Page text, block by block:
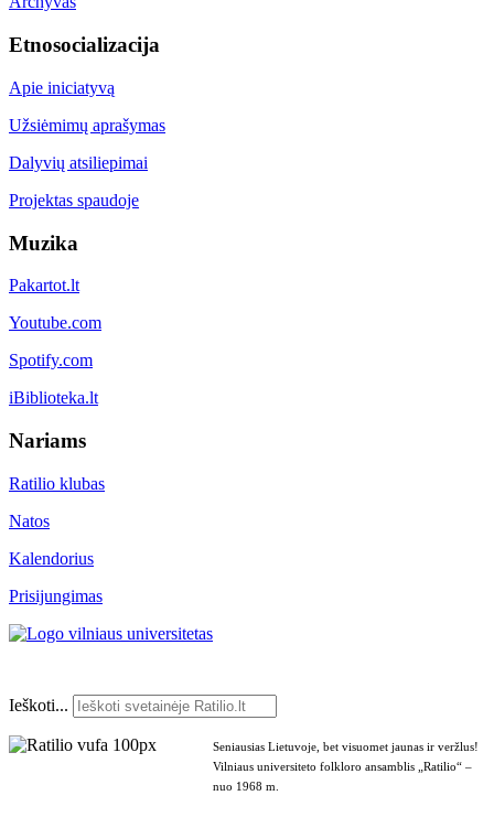
Etnosocializacija
Apie iniciatyvą
Užsiėmimų aprašymas
Dalyvių atsiliepimai
Projektas spaudoje
Muzika
Pakartot.lt
Youtube.com
Spotify.com
iBiblioteka.lt
Nariams
Ratilio klubas
Natos
Kalendorius
Prisijungimas
Ieškoti...
Seniausias Lietuvoje, bet visuomet jaunas ir veržlus!
Vilniaus universiteto folkloro ansamblis „Ratilio“ –
nuo 1968 m.